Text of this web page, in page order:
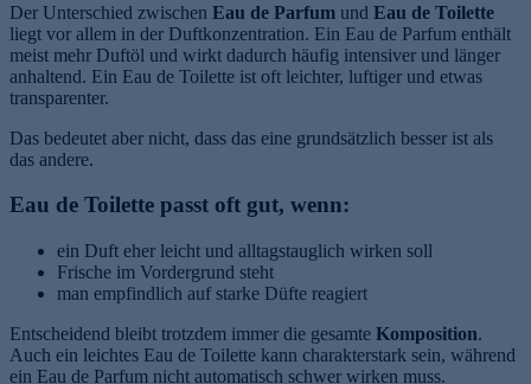
Der Unterschied zwischen Eau de Parfum und Eau de Toilette
liegt vor allem in der Duftkonzentration. Ein Eau de Parfum enthält
meist mehr Duftöl und wirkt dadurch häufig intensiver und länger
anhaltend. Ein Eau de Toilette ist oft leichter, luftiger und etwas
transparenter.
Das bedeutet aber nicht, dass das eine grundsätzlich besser ist als
das andere.
Eau de Toilette passt oft gut, wenn:
ein Duft eher leicht und alltagstauglich wirken soll
Frische im Vordergrund steht
man empfindlich auf starke Düfte reagiert
Entscheidend bleibt trotzdem immer die gesamte Komposition.
Auch ein leichtes Eau de Toilette kann charakterstark sein, während
ein Eau de Parfum nicht automatisch schwer wirken muss.